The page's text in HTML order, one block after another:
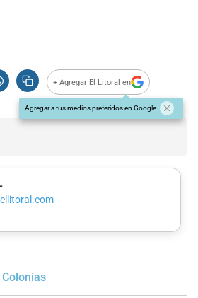
+ Agregar El Litoral en
Agregar a tus medios preferidos en Google
Colonias